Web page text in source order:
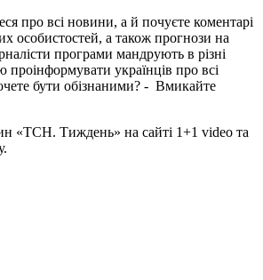
про всі новини, а й почуєте коментарі
особистостей, а також прогнози на
програми мандрують в різні
проінформувати українців про всі
бути обізнаними? - Вмикайте
«ТСН. Тиждень» на сайті 1+1 video та